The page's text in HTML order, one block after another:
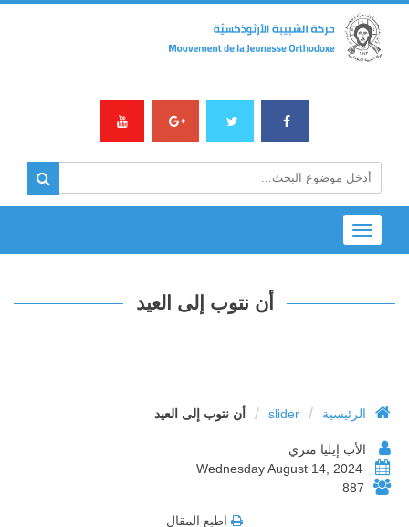
Toggle
navigation
أن نتوب إلى العيد
الرئيسية /
slider
/ أن نتوب إلى العيد
الأب إيليا متري
887
اطبع المقال